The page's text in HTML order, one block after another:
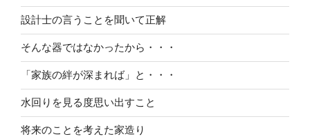
設計士の言うことを聞いて正解
そんな器ではなかったから・・・
「家族の絆が深まれば」と・・・
水回りを見る度思い出すこと
将来のことを考えた家造り